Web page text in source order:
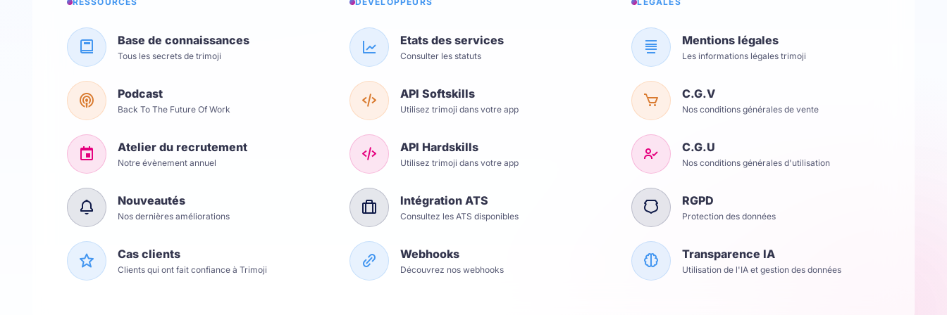
Base de connaissances
Tous les secrets de trimoji
Podcast
Back To The Future Of Work
Atelier du recrutement
Notre évènement annuel
Nouveautés
Nos dernières améliorations
Cas clients
Clients qui ont fait confiance à Trimoji
Etats des services
Consulter les statuts
API Softskills
Utilisez trimoji dans votre app
API Hardskills
Utilisez trimoji dans votre app
Intégration ATS
Consultez les ATS disponibles
Webhooks
Découvrez nos webhooks
Mentions légales
Les informations légales trimoji
C.G.V
Nos conditions générales de vente
C.G.U
Nos conditions générales d'utilisation
RGPD
Protection des données
Transparence IA
Utilisation de l'IA et gestion des données